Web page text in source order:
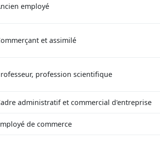
employé
et assimilé
profession scientifique
administratif et commercial d'entreprise
de commerce